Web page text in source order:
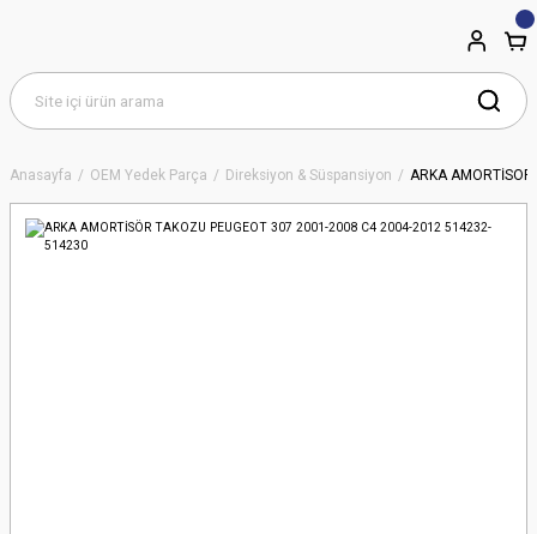
Anasayfa OEM Yedek Parça Direksiyon & Süspansiyon ARKA